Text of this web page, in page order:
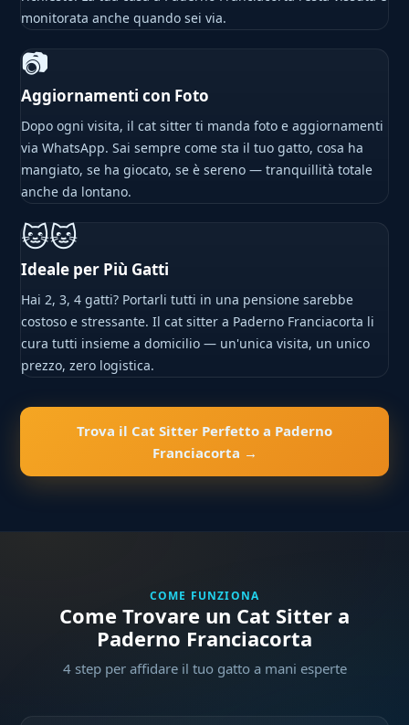
monitorata anche quando sei via.
📷
Aggiornamenti con Foto
Dopo ogni visita, il cat sitter ti manda foto e aggiornamenti
via WhatsApp. Sai sempre come sta il tuo gatto, cosa ha
mangiato, se ha giocato, se è sereno — tranquillità totale
anche da lontano.
🐱🐱
Ideale per Più Gatti
Hai 2, 3, 4 gatti? Portarli tutti in una pensione sarebbe
costoso e stressante. Il cat sitter a Paderno Franciacorta li
cura tutti insieme a domicilio — un'unica visita, un unico
prezzo, zero logistica.
Trova il Cat Sitter Perfetto a Paderno
Franciacorta →
COME FUNZIONA
Come Trovare un Cat Sitter a
Paderno Franciacorta
4 step per affidare il tuo gatto a mani esperte